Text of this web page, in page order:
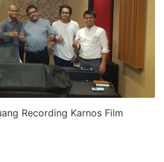
Recording Karnos Film